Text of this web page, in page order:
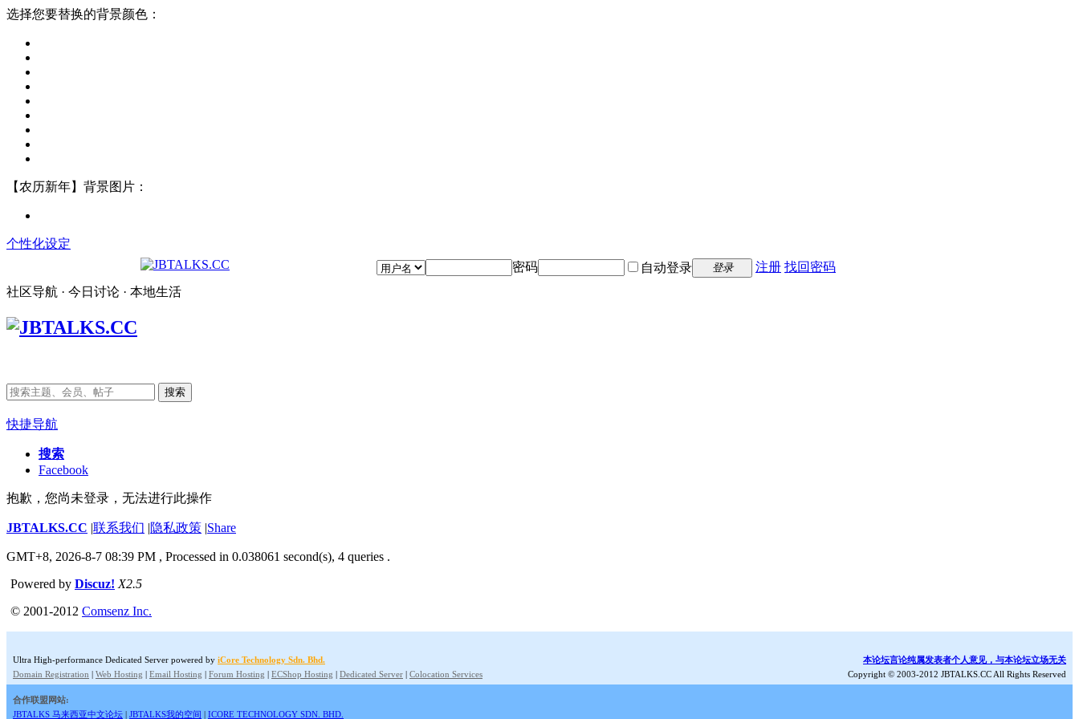
选择您要替换的背景颜色：
【农历新年】背景图片：
个性化设定
密码
自动登录 登录 注册 找回密码
社区导航 · 今日讨论 · 本地生活
搜索
快捷导航
搜索
Facebook
抱歉，您尚未登录，无法进行此操作
JBTALKS.CC |联系我们 |隐私政策 |Share
GMT+8, 2026-8-7 08:39 PM , Processed in 0.038061 second(s), 4 queries .
Powered by Discuz! X2.5
© 2001-2012 Comsenz Inc.
Ultra High-performance Dedicated Server powered by iCore Technology Sdn. Bhd.
Domain Registration | Web Hosting | Email Hosting | Forum Hosting | ECShop Hosting | Dedicated Server | Colocation Services
本论坛言论纯属发表者个人意见，与本论坛立场无关
Copyright © 2003-2012 JBTALKS.CC All Rights Reserved
合作联盟网站:
JBTALKS 马来西亚中文论坛 | JBTALKS我的空间 | ICORE TECHNOLOGY SDN. BHD.